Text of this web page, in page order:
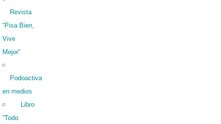
Revista
“Pisa Bien,
Vive
Mejor”
Podoactiva
en medios
Libro
“Todo